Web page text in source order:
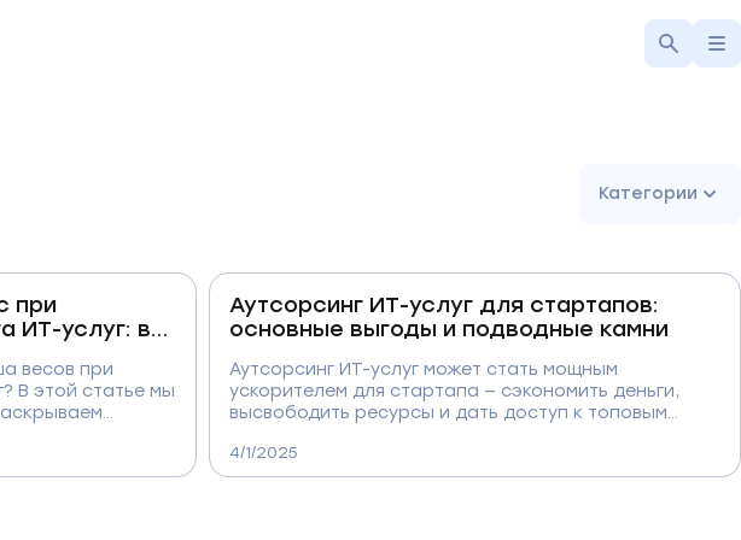
Категории
при
ИТ-услуг: в
весов при
В этой статье мы
аутсорсинг в
Аутсорсинг ИТ-услуг для стартапов:
основные выгоды и подводные камни
Аутсорсинг ИТ-услуг может стать мощным
ускорителем для стартапа — сэкономить деньги,
высвободить ресурсы и дать доступ к топовым
скрываются подводные камни: ошибки в выборе
подрядчика, потеря контроля, проблемы с
4/1/2025